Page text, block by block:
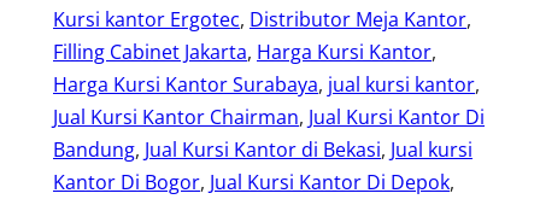
Kursi kantor Ergotec, Distributor Meja Kantor
Filling Cabinet Jakarta, Harga Kursi Kantor
Harga Kursi Kantor Surabaya, jual kursi kantor
Jual Kursi Kantor Chairman, Jual Kursi Kantor Di
Bandung, Jual Kursi Kantor di Bekasi, Jual kursi
Kantor Di Bogor, Jual Kursi Kantor Di Depok